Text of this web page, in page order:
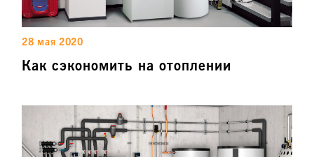
28 мая 2020
Как сэкономить на отоплении